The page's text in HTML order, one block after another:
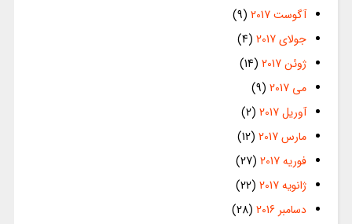
آگوست 2017
(9)
جولای 2017
(4)
ژوئن 2017
(14)
می 2017
(9)
آوریل 2017
(2)
مارس 2017
(12)
فوریه 2017
(27)
ژانویه 2017
(22)
دسامبر 2016
(28)